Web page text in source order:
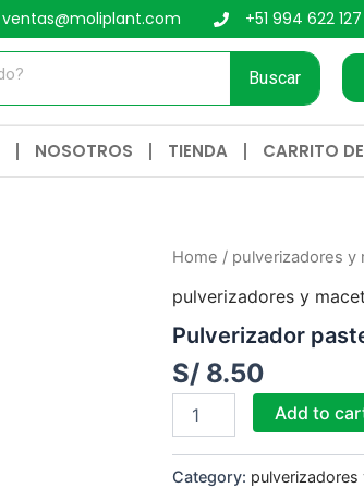
ventas@moliplant.com +51 994 622 127
Buscar
NOSOTROS TIENDA CARRITO
Home / pulverizadores y
pulverizadores y
Pulverizador
S/ 8.50
Pulverizador
quantity
Add to
Category: pulverizadores